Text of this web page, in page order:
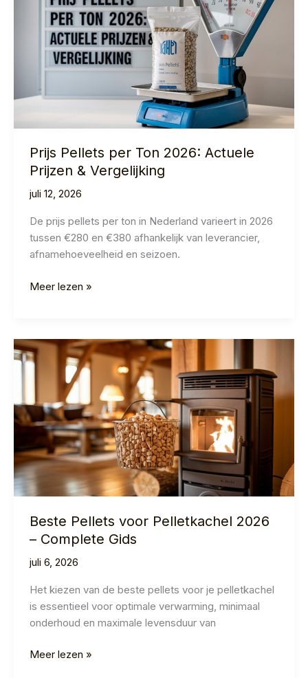
2026
Prijs Pellets per Ton 2026: Actuele
Prijzen & Vergelijking
juli 12, 2026
De prijs pellets per ton in Nederland varieert in 2026
tussen €280 en €380 afhankelijk van leverancier,
afnamehoeveelheid en seizoen.
Prijs
2026:
Actuele
&
Vergelijking
Meer lezen »
Beste Pellets voor Pelletkachel 2026
– Complete Gids
juli 6, 2026
Het kiezen van de beste pellets voor je pelletkachel
is essentieel voor optimale verwarming, minimaal
onderhoud en maximale levensduur van
Beste
Meer lezen »